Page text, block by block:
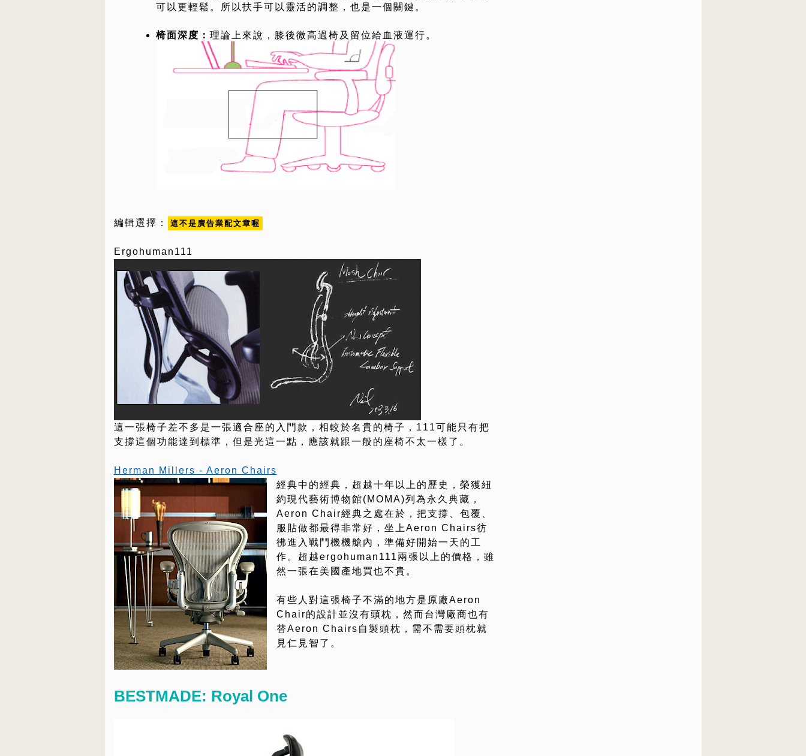
可以更輕鬆。所以扶手可以靈活的調整，也是一個關鍵。
椅面深度： 理論上來說，膝後微高過椅及留位給血液運行。
編輯選擇： 這不是廣告業配文章喔
Ergohuman111
這一張椅子差不多是一張適合座的入門款，相較於名貴的椅子，111可能只有把
支撐這個功能達到標準，但是光這一點，應該就跟一般的座椅不太一樣了。
Herman Millers - Aeron Chairs
經典中的經典，超越十年以上的歷史，榮獲紐
約現代藝術博物館(MOMA)列為永久典藏，
Aeron Chair經典之處在於，把支撐、包覆、
服貼做都最得非常好，坐上Aeron Chairs彷
彿進入戰鬥機機艙內，準備好開始一天的工
作。超越ergohuman111兩張以上的價格，雖
然一張在美國產地買也不貴。
有些人對這張椅子不滿的地方是原廠Aeron
Chair的設計並沒有頭枕，然而台灣廠商也有
替Aeron Chairs自製頭枕，需不需要頭枕就
見仁見智了。
BESTMADE: Royal One